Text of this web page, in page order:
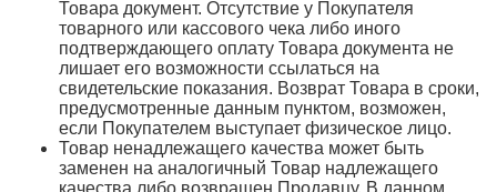
Товара документ. Отсутствие у Покупателя
товарного или кассового чека либо иного
подтверждающего оплату Товара документа не
лишает его возможности ссылаться на
свидетельские показания. Возврат Товара в сроки,
предусмотренные данным пунктом, возможен,
если Покупателем выступает физическое лицо.
Товар ненадлежащего качества может быть
заменен на аналогичный Товар надлежащего
качества либо возвращен Продавцу. В данном